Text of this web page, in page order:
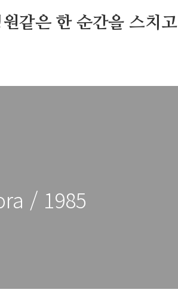
같은 한 순간을 스치고
/ 1985